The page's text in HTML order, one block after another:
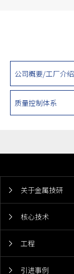
公司概要/工厂介绍
质量控制体系
关于金属技研
核心技术
工程
引进事例